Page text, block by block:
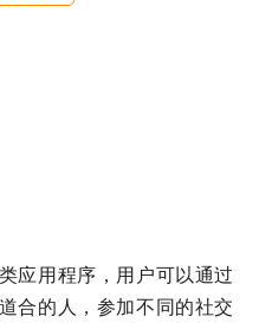
应用程序，用户可以通过
合的人，参加不同的社交